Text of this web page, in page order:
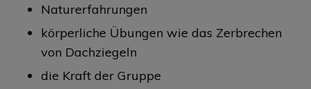
Naturerfahrungen
körperliche Übungen wie das Zerbrechen
von Dachziegeln
die Kraft der Gruppe